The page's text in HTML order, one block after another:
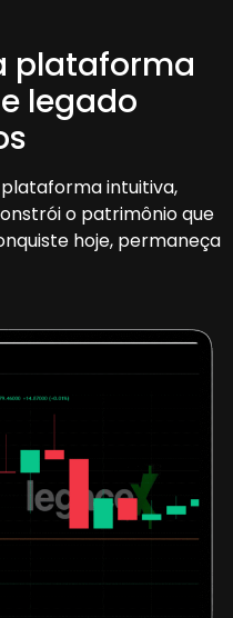
plataforma
legado
plataforma intuitiva,
o patrimônio que
hoje, permaneça